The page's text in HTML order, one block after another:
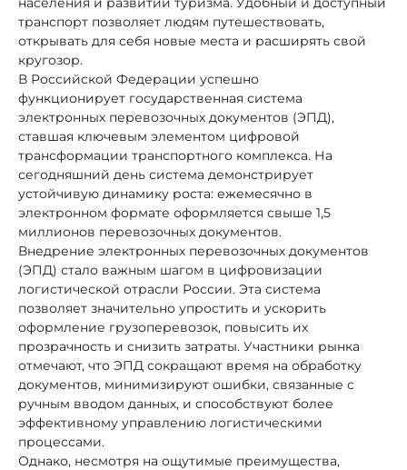
транспорт позволяет людям путешествовать,
открывать для себя новые места и расширять свой
кругозор.
В Российской Федерации успешно
функционирует государственная система
электронных перевозочных документов (ЭПД),
ставшая ключевым элементом цифровой
трансформации транспортного комплекса. На
сегодняшний день система демонстрирует
устойчивую динамику роста: ежемесячно в
электронном формате оформляется свыше 1,5
миллионов перевозочных документов.
Внедрение электронных перевозочных документов
(ЭПД) стало важным шагом в цифровизации
логистической отрасли России. Эта система
позволяет значительно упростить и ускорить
оформление грузоперевозок, повысить их
прозрачность и снизить затраты. Участники рынка
отмечают, что ЭПД сокращают время на обработку
документов, минимизируют ошибки, связанные с
ручным вводом данных, и способствуют более
эффективному управлению логистическими
процессами.
Однако, несмотря на ощутимые преимущества,